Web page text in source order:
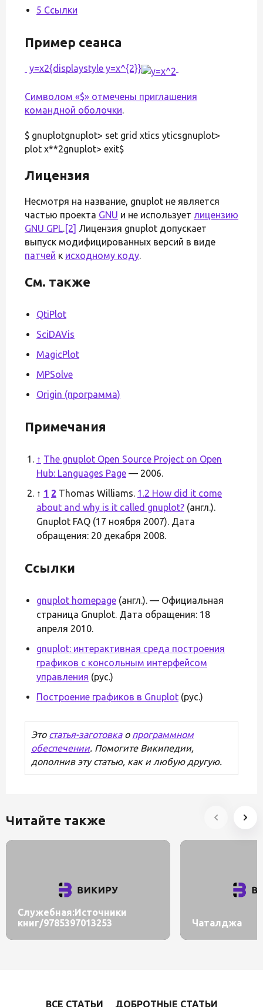
5 Ссылки
Пример сеанса
y=x2{displaystyle y=x^{2}}
Символом «$» отмечены приглашения
командной оболочки.
$ gnuplotgnuplot> set grid xtics yticsgnuplot>
plot x**2gnuplot> exit$
Лицензия
Несмотря на название, gnuplot не является
частью проекта GNU и не использует лицензию
GNU GPL.[2] Лицензия gnuplot допускает
выпуск модифицированных версий в виде
патчей к исходному коду.
См. также
QtiPlot
SciDAVis
MagicPlot
MPSolve
Origin (программа)
Примечания
↑ The gnuplot Open Source Project on Open
Hub: Languages Page — 2006.
↑ 1 2 Thomas Williams. 1.2 How did it come
about and why is it called gnuplot? (англ.).
Gnuplot FAQ (17 ноября 2007). Дата
обращения: 20 декабря 2008.
Ссылки
gnuplot homepage (англ.). — Официальная
страница Gnuplot. Дата обращения: 18
апреля 2010.
gnuplot: интерактивная среда построения
графиков с консольным интерфейсом
управления (рус.)
Построение графиков в Gnuplot (рус.)
Это статья-заготовкао программном
обеспечении. Помогите Википедии,
дополнив эту статью, как и любую другую.
Читайте также
Служебная:Источники
книг/9785397013253
Чаталджа
ВСЕ СТАТЬИ ДОБРОТНЫЕ СТАТЬИ